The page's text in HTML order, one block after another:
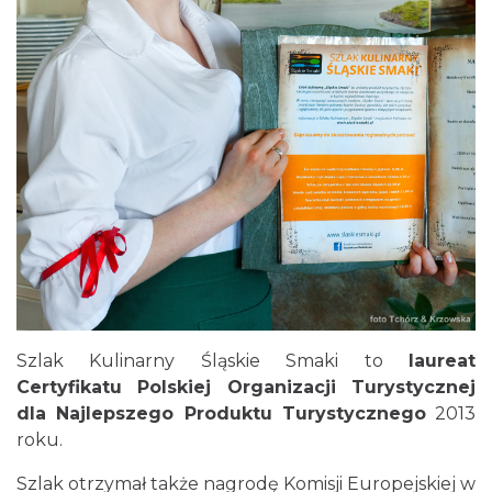
Szlak Kulinarny Śląskie Smaki to laureat
Certyfikatu Polskiej Organizacji Turystycznej
dla Najlepszego Produktu Turystycznego2013
roku.
Szlak otrzymał także nagrodę Komisji Europejskiej w